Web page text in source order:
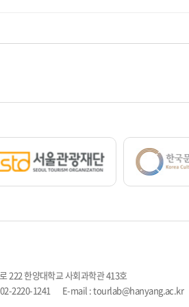
222 한양대학교 사회과학관 413호
2220-1241 E-mail : tourlab@hanyang.ac.kr